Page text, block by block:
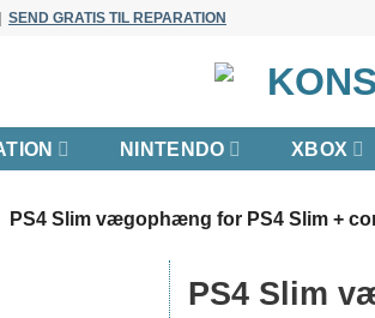
SEND GRATIS TIL REPARATION
NINTENDO XBOX
PS4 Slim vægophæng for PS4 Slim +
PS4 Slim